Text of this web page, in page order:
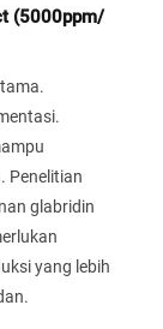
(5000ppm/
Penelitian
glabridin
yang lebih